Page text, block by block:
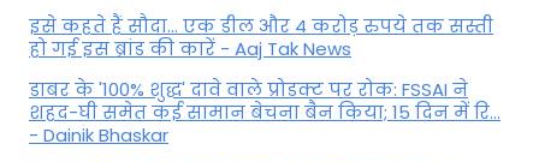
इसे कहते हैं सौदा... एक डील और 4 करोड़ रुपये तक सस्ती
हो गई इस ब्रांड की कारें - Aaj Tak News
डाबर के '100% शुद्ध' दावे वाले प्रोडक्ट पर रोक: FSSAI ने
शहद-घी समेत कई सामान बेचना बैन किया; 15 दिन में रि...
- Dainik Bhaskar